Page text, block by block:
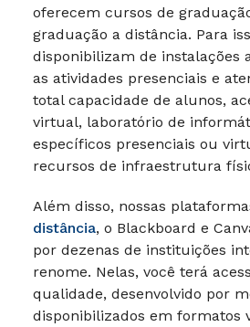
oferecem cursos de
graduação a distância. Para
disponibilizam de instalações
as atividades presenciais e
total capacidade de alunos,
virtual, laboratório de
específicos presenciais ou
recursos de infraestrutura
Além disso, nossas
distância, o Blackboard e
por dezenas de instituições
renome. Nelas, você terá
qualidade, desenvolvido por
disponibilizados em formatos